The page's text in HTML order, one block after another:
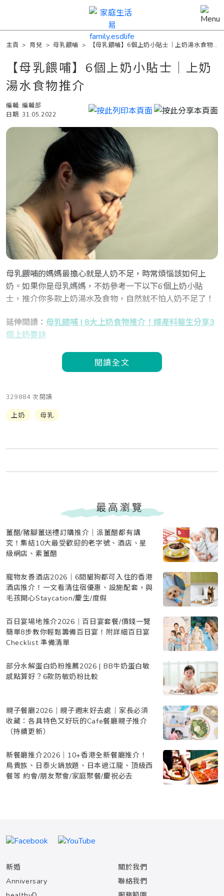
主頁 > 育兒 >母乳餵哺 >
【母乳餵哺】6個上奶小貼士｜上奶湯水食物
【母乳餵哺】6個上奶小貼士｜上奶
湯水食物推介
編輯: 編輯部
日期: 31.05.2022
母乳餵哺的媽媽最擔心就是人奶不足，時常煩惱該如何上
奶。如果你是母乳媽媽，不妨參考一下以下6個上奶小貼
士，推介你多款上奶湯水及食物，自然就不怕人奶不足了！
延伸閱讀： 母乳餵哺 | 8大上奶食物推介！婦產科醫生分享3
個上奶要訣
閱讀全文
329884 次閱讀
上奶 母乳
最高瀏覽
薑醋/豬腳薑送禮訂購推介｜派薑醋都有講
究！集結10大最受歡迎的老字號、酒店、星
級網店、素薑醋
寵物友善酒店2026｜6間貓狗都可入住的香港
酒店推介！一文看清住宿優惠、設施配套，與
毛孩開心Staycation/慶生/度假
百日宴場地推介2026｜百日宴套餐/價錢一覽
簡單8步教你輕鬆籌備百日宴！附詳細百日宴
Checklist 準備清單
部分水解蛋白奶粉推薦2026 | BB牛奶蛋白敏
感點算好？6款防敏奶粉比較
親子餐廳2026｜親子週末好去處｜家長必須
收藏：各具特色又好玩的Cafe餐廳親子推介
（持續更新）
新餐廳推介2026｜10+香港全新餐廳推介！
鳥貴族、日泰火鍋放題、日本過江龍、頂級西
餐等 約會/朋友聚會/家庭聚餐/慶祝必去
新婚
Anniversary
關於我們
聯絡我們